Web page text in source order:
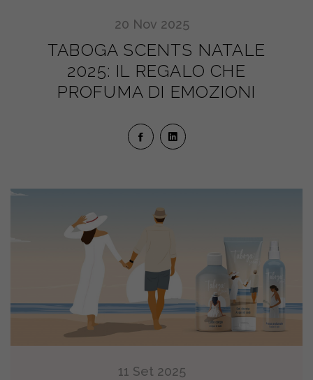
20 Nov 2025
TABOGA SCENTS NATALE
2025: IL REGALO CHE
PROFUMA DI EMOZIONI
11 Set 2025